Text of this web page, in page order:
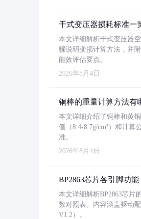
干式变压器损耗标准一
本文详细解析干式变压器
骤说明变损计算方法，并
能效评估要点。
2026年8月4日
铜棒的重量计算方法有
本文详细介绍了铜棒和黄
值（8.4-8.7g/cm³）和计
准。
2026年8月4日
BP2863芯片各引脚功能
本文详细解析BP2863芯片
数对照表。内容涵盖驱动
V1.2）。